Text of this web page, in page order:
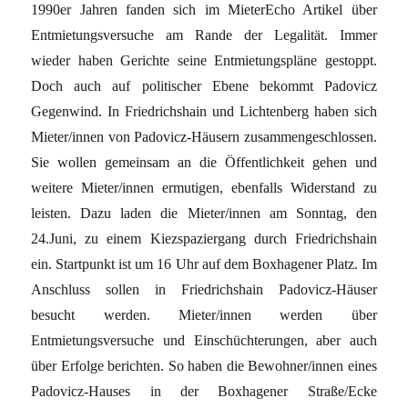
1990er Jahren fanden sich im MieterEcho Artikel über
Entmietungsversuche am Rande der Legalität. Immer
wieder haben Gerichte seine Entmietungspläne gestoppt.
Doch auch auf politischer Ebene bekommt Padovicz
Gegenwind. In Friedrichshain und Lichtenberg haben sich
Mieter/innen von Padovicz-Häusern zusammengeschlossen.
Sie wollen gemeinsam an die Öffentlichkeit gehen und
weitere Mieter/innen ermutigen, ebenfalls Widerstand zu
leisten. Dazu laden die Mieter/innen am Sonntag, den
24.Juni, zu einem Kiezspaziergang durch Friedrichshain
ein. Startpunkt ist um 16 Uhr auf dem Boxhagener Platz. Im
Anschluss sollen in Friedrichshain Padovicz-Häuser
besucht werden. Mieter/innen werden über
Entmietungsversuche und Einschüchterungen, aber auch
über Erfolge berichten. So haben die Bewohner/innen eines
Padovicz-Hauses in der Boxhagener Straße/Ecke